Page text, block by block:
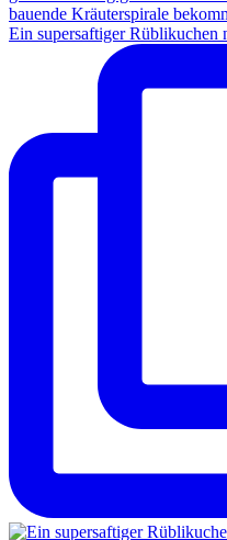
Ein supersaftiger Rüblikuchen